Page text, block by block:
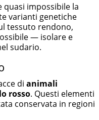
impossibile la
varianti genetiche
tessuto rendono,
— isolare e
sudario.
di animali
rosso. Questi elementi
conservata in regioni